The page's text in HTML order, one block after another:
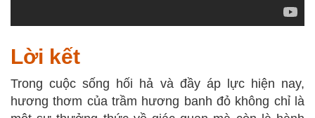
Lời kết
Trong cuộc sống hối hả và đầy áp lực hiện nay,
hương thơm của trầm hương banh đỏ không chỉ là